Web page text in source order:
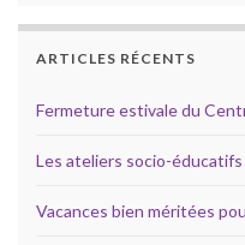
ARTICLES RÉCENTS
Fermeture estivale du
Les ateliers socio-
Vacances bien méritées